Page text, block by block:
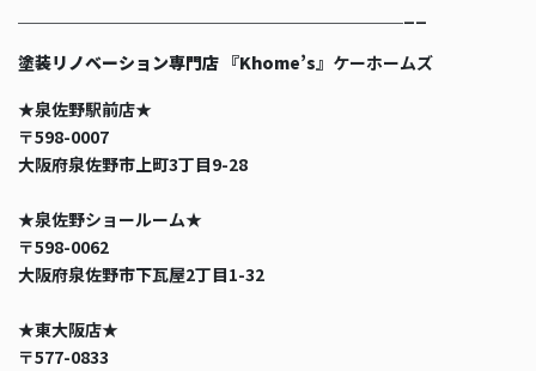
塗装リノベーション専門店 『Khome’s』 ケーホームズ
★泉佐野駅前店★
〒598-0007
大阪府泉佐野市上町3丁目9-28
★泉佐野ショールーム★
〒598-0062
大阪府泉佐野市下瓦屋2丁目1-32
★東大阪店★
〒577-0833